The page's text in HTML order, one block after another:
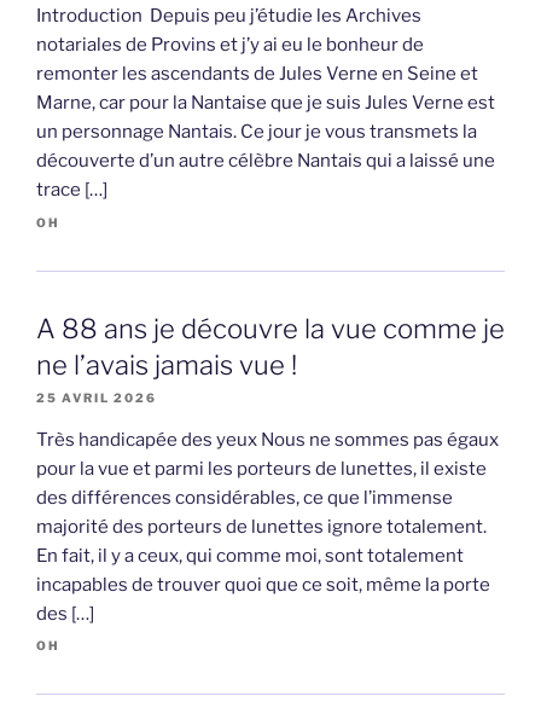
Introduction Depuis peu j’étudie les Archives
notariales de Provins et j’y ai eu le bonheur de
remonter les ascendants de Jules Verne en Seine et
Marne, car pour la Nantaise que je suis Jules Verne est
un personnage Nantais. Ce jour je vous transmets la
découverte d’un autre célèbre Nantais qui a laissé une
trace […]
OH
A 88 ans je découvre la vue comme je
ne l’avais jamais vue !
25 AVRIL 2026
Très handicapée des yeux Nous ne sommes pas égaux
pour la vue et parmi les porteurs de lunettes, il existe
des différences considérables, ce que l’immense
majorité des porteurs de lunettes ignore totalement.
En fait, il y a ceux, qui comme moi, sont totalement
incapables de trouver quoi que ce soit, même la porte
des […]
OH